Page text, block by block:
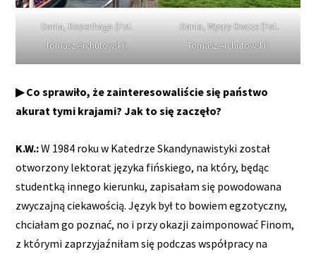
Dania, Kopenhaga (Fot.
Tomasz Archutowski).
Dania, Wyspy Owcze (Fot.
Tomasz Archutowski).
▶ Co sprawiło, że zainteresowaliście się państwo
akurat tymi krajami? Jak to się zaczęło?
K.W.:W 1984 roku w Katedrze Skandynawistyki został
otworzony lektorat języka fińskiego, na który, będąc
studentką innego kierunku, zapisałam się powodowana
zwyczajną ciekawością. Język był to bowiem egzotyczny,
chciałam go poznać, no i przy okazji zaimponować Finom,
z którymi zaprzyjaźniłam się podczas współpracy na